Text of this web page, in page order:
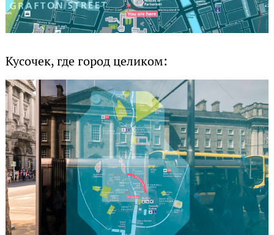
Кусочек, где город целиком: